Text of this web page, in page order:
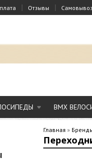
| Отзывы |
BMX
Главная »